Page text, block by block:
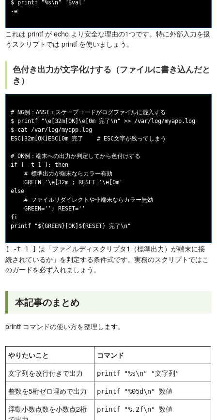
$ printf "%s\n" "$val"
これは printf が echo より安全な理由の1つです。特に外部入力を扱
うスクリプトでは printf を使いましょう。
色付き出力が文字化けする（ファイルに書き込んだと
き）
# NG例：ANSIエスケープコードがログファイルに混入する
$ printf "\e[32m[OK]\e[0m 完了\n" >> /var/log/myapp.log
$ cat /var/log/myapp.log
ESC[32m[OK]ESC[0m 完了    # ESC文字が残ってしまう
# OK例：端末への出力か判定してから色付けする
if [ -t 1 ]; then
    # 標準出力が端末ならカラー有効
    GREEN='\e[32m'; RESET='\e[0m'
else
    # ファイルリダイレクトや非端末ならカラー無効
    GREEN=''; RESET=''
fi
[ -t 1 ] は「ファイルディスクリプタ1（標準出力）が端末に接
続されているか」を判定する条件式です。実務のスクリプトではこ
のガードを必ず入れましょう。
本記事のまとめ
printf コマンドの使い方を整理します。
やりたいこと コマンド
文字列を改行付きで出力 printf "%s\n" "文字列"
整数を5桁ゼロ埋めで出力 printf "%05d\n" 数値
浮動小数点数を小数点2桁
printf "%.2f\n" 数値